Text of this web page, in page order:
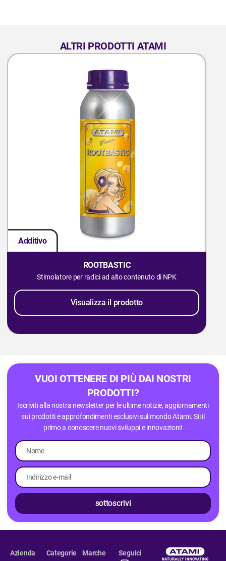
ALTRI PRODOTTI ATAMI
Additivo
ROOTBASTIC
Stimolatore per radici ad alto contenuto di NPK
Visualizza il prodotto
VUOI OTTENERE DI PIÙ DAI NOSTRI
PRODOTTI?
Iscriviti alla nostra newsletter per le ultime notizie, aggiornamenti
sui prodotti e approfondimenti esclusivi sul mondo Atami. Sii il
primo a conoscere nuovi sviluppi e innovazioni!
sottoscrivi
Azienda
Categorie
Marche
Seguici